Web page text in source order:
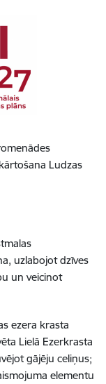
Ludzas
uzlabojot dzīves
un veicinot
ezera krasta
Lielā Ezerkrasta
gājēju celiņus;
elementu